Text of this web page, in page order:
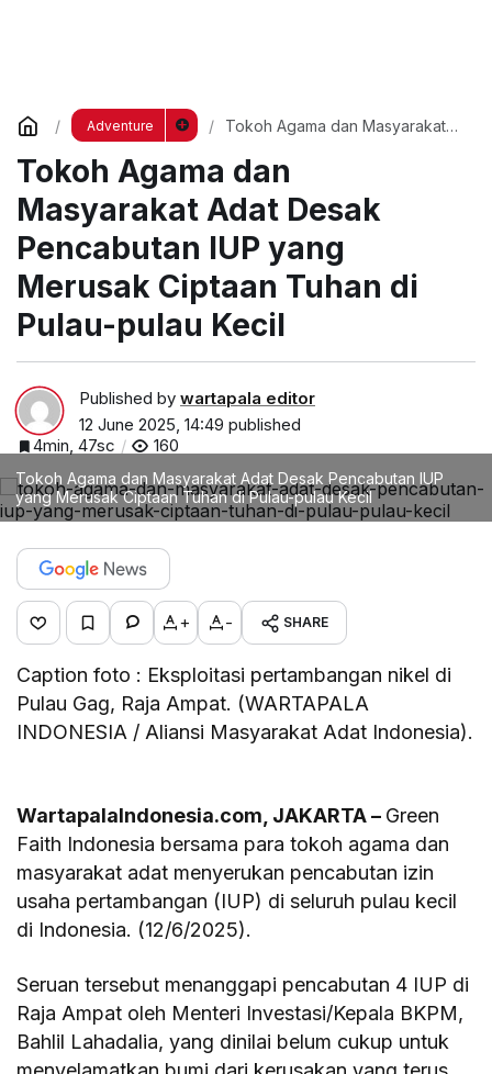
Adventure
Tokoh Agama dan Masyarakat
yang Merusak Ciptaan Tuhan di
Pulau-pulau Kecil
Tokoh Agama dan
Masyarakat Adat Desak
Pencabutan IUP yang
Merusak Ciptaan Tuhan di
Pulau-pulau Kecil
Published by wartapala editor
12 June 2025, 14:49 published
4min, 47sc
160
Tokoh Agama dan Masyarakat Adat Desak Pencabutan IUP
yang Merusak Ciptaan Tuhan di Pulau-pulau Kecil
+ - SHARE
Caption foto : Eksploitasi pertambangan nikel di
Pulau Gag, Raja Ampat. (WARTAPALA
INDONESIA / Aliansi Masyarakat Adat Indonesia).
WartapalaIndonesia.com, JAKARTA – Green
Faith Indonesia bersama para tokoh agama dan
masyarakat adat menyerukan pencabutan izin
usaha pertambangan (IUP) di seluruh pulau kecil
di Indonesia. (12/6/2025).
Seruan tersebut menanggapi pencabutan 4 IUP di
Raja Ampat oleh Menteri Investasi/Kepala BKPM,
Bahlil Lahadalia, yang dinilai belum cukup untuk